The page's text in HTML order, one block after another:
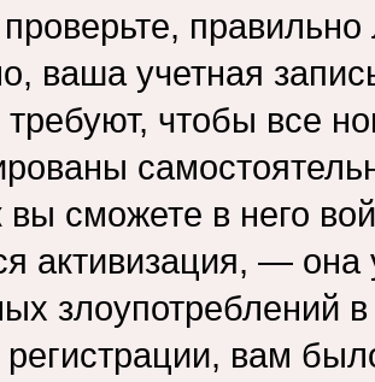
ваша учетная
чтобы все
вы сможете в него
активизация, —
злоупотреблений
вам